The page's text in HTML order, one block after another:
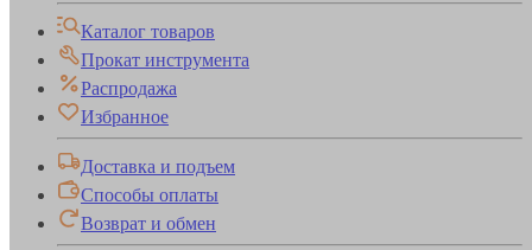
Каталог товаров
Прокат инструмента
Распродажа
Избранное
Доставка и подъем
Способы оплаты
Возврат и обмен